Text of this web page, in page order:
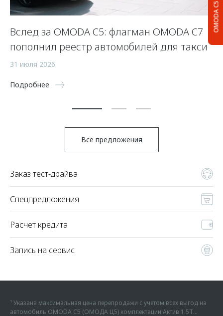
OMODA C5
Вслед за OMODA C5: флагман OMODA C7
пополнил реестр автомобилей для такси
31 июля 2026
Подробнее
Все предложения
Заказ тест-драйва
Спецпредложения
Расчет кредита
Запись на сервис
¹ Указана максимальная цена перепродажи с учетом всех выгод на
автомобиль OMODA C5 (ОМОДА Ц5) комплектации Актив 1.5Т